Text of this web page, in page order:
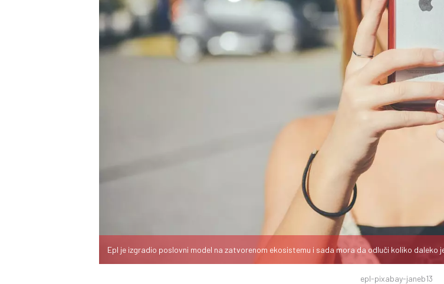
epl-pixabay-janeb13
Epl je izgradio poslovni model na zatvorenom ekosistemu i sada mora da odluči koliko daleko